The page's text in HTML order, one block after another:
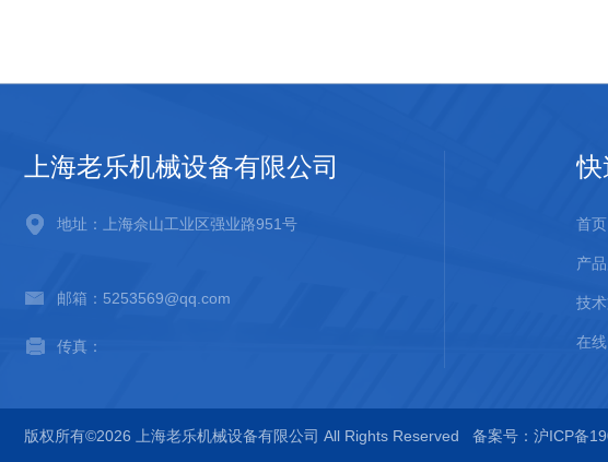
上海老乐机械设备有限公司
地址：上海佘山工业区强业路951号
邮箱：5253569@qq.com
传真：
快
首页
产
技
在
版权所有©2026 上海老乐机械设备有限公司 All Rights Reserved 备案号：沪ICP备